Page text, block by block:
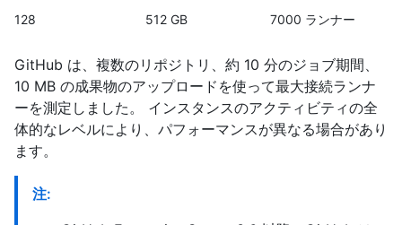
128 512 GB 7000 ランナー
GitHub は、複数のリポジトリ、約 10 分のジョブ期間、
10 MB の成果物のアップロードを使って最大接続ランナ
ーを測定しました。 インスタンスのアクティビティの全
体的なレベルにより、パフォーマンスが異なる場合があり
ます。
注: